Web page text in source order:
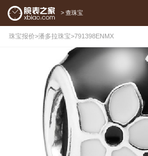
> 查珠宝
珠宝报价>潘多拉珠宝>791398ENMX